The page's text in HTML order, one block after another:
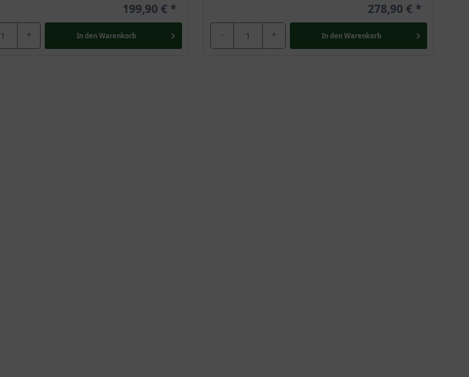
199,90 €
+ In den Warenkorb
278,90 €
- + In den Warenkorb